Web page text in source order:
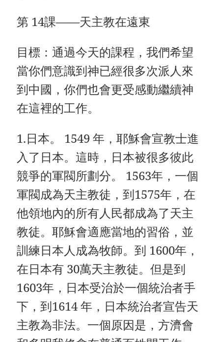
第 14課——天主教在遠東
目標：通過今天的課程，我們希望
當你們意識到神已經很多次派人來
到中國，你們也會更受感動繼續神
在這裡的工作。
1.日本。 1549 年，耶穌會宣教士進
入了日本。這時，日本被很多彼此
競爭的軍閥所劃分。 1563年，一個
軍閥成為天主教徒，到1575年，在
他領地內的所有人民都成為了天主
教徒。耶穌會適應當地的習俗，並
訓練日本人成為牧師。到 1600年，
在日本有 30萬天主教徒。但是到
1603年，日本受治於一個統治者手
下，到1614 年，日本統治者宣告天
主教為非法。一個原因是，方濟會